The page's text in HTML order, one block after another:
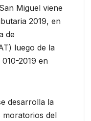
Miguel viene
2019, en
de
luego de la
2019 en
desarrolla la
moratorios del